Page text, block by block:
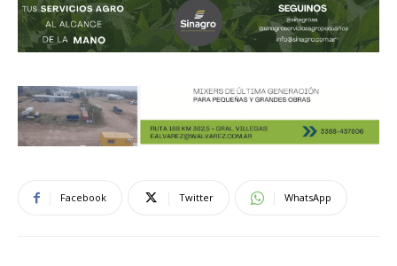
Facebook Twitter WhatsApp